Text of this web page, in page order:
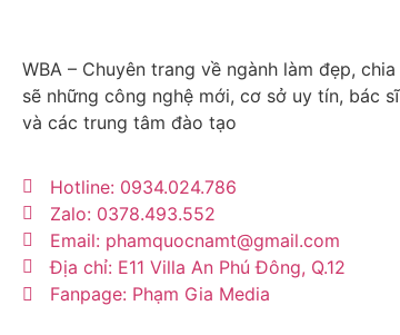
WBA – Chuyên trang về ngành làm đẹp, chia
sẽ những công nghệ mới, cơ sở uy tín, bác sĩ
và các trung tâm đào tạo
Hotline: 0934.024.786
Zalo: 0378.493.552
Email: phamquocnamt@gmail.com
Địa chỉ: E11 Villa An Phú Đông, Q.12
Fanpage: Phạm Gia Media